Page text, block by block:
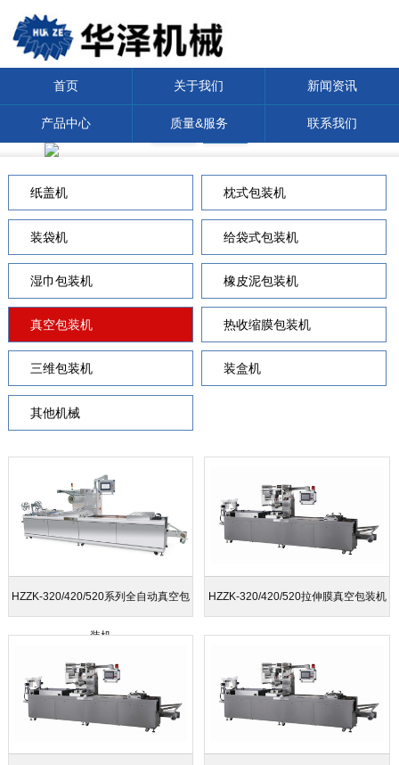
首页 关于我们 新闻资讯
产品中心 质量&服务 联系我们
纸盖机 枕式包装机
装袋机 给袋式包装机
湿巾包装机 橡皮泥包装机
真空包装机 热收缩膜包装机
三维包装机 装盒机
其他机械
HZZK-320/420/520系列全自动真空包
装机
HZZK-320/420/520拉伸膜真空包装机